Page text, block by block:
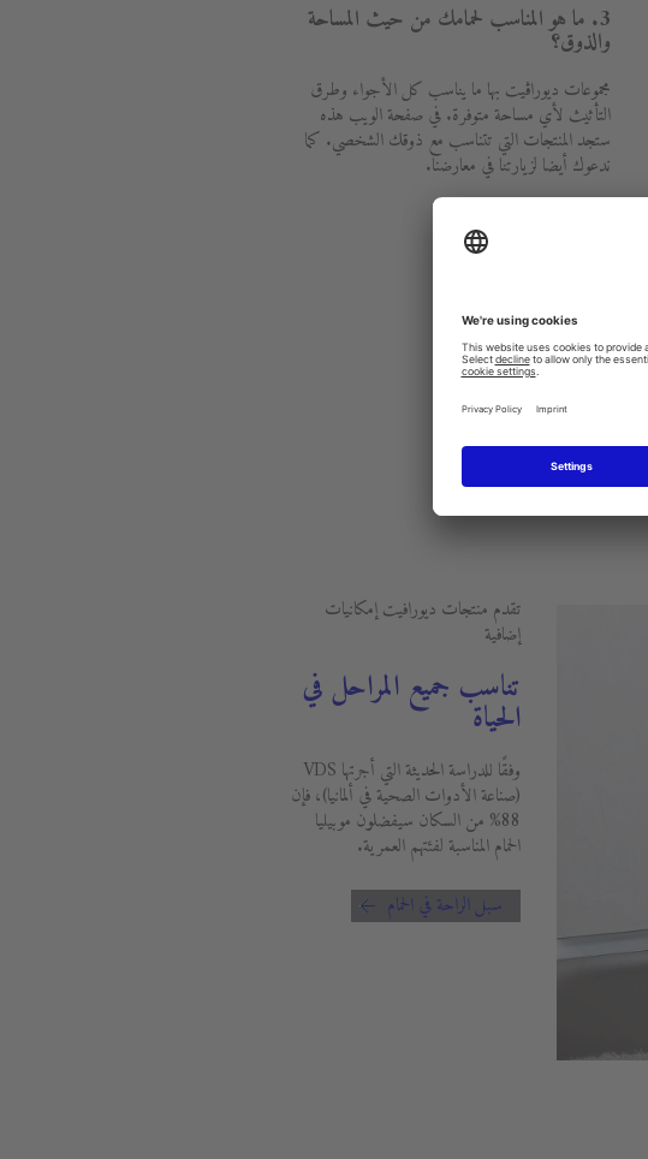
3. ما هو المناسب لحمامك من حيث المساحة
والذوق؟
مجموعات ديوراڨيت بها ما يناسب كل الأجواء وطرق
التأثيث لأي مساحة متوفرة. في صفحة الويب هذه
ستجد المنتجات التي تتناسب مع ذوقك الشخصي. كما
ندعوك أيضا لزيارتنا في معارضنا.
تقدم منتجات ديورافيت إمكانيات
إضافية
تناسب جميع المراحل في
الحياة
وفقًا للدراسة الحديثة التي أجرتها VDS
(صناعة الأدوات الصحية في ألمانيا)، فإن
88% من السكان سيفضلون موبيليا
الحمام المناسبة لفئتهم العمرية.
سبل الراحة في الحمام